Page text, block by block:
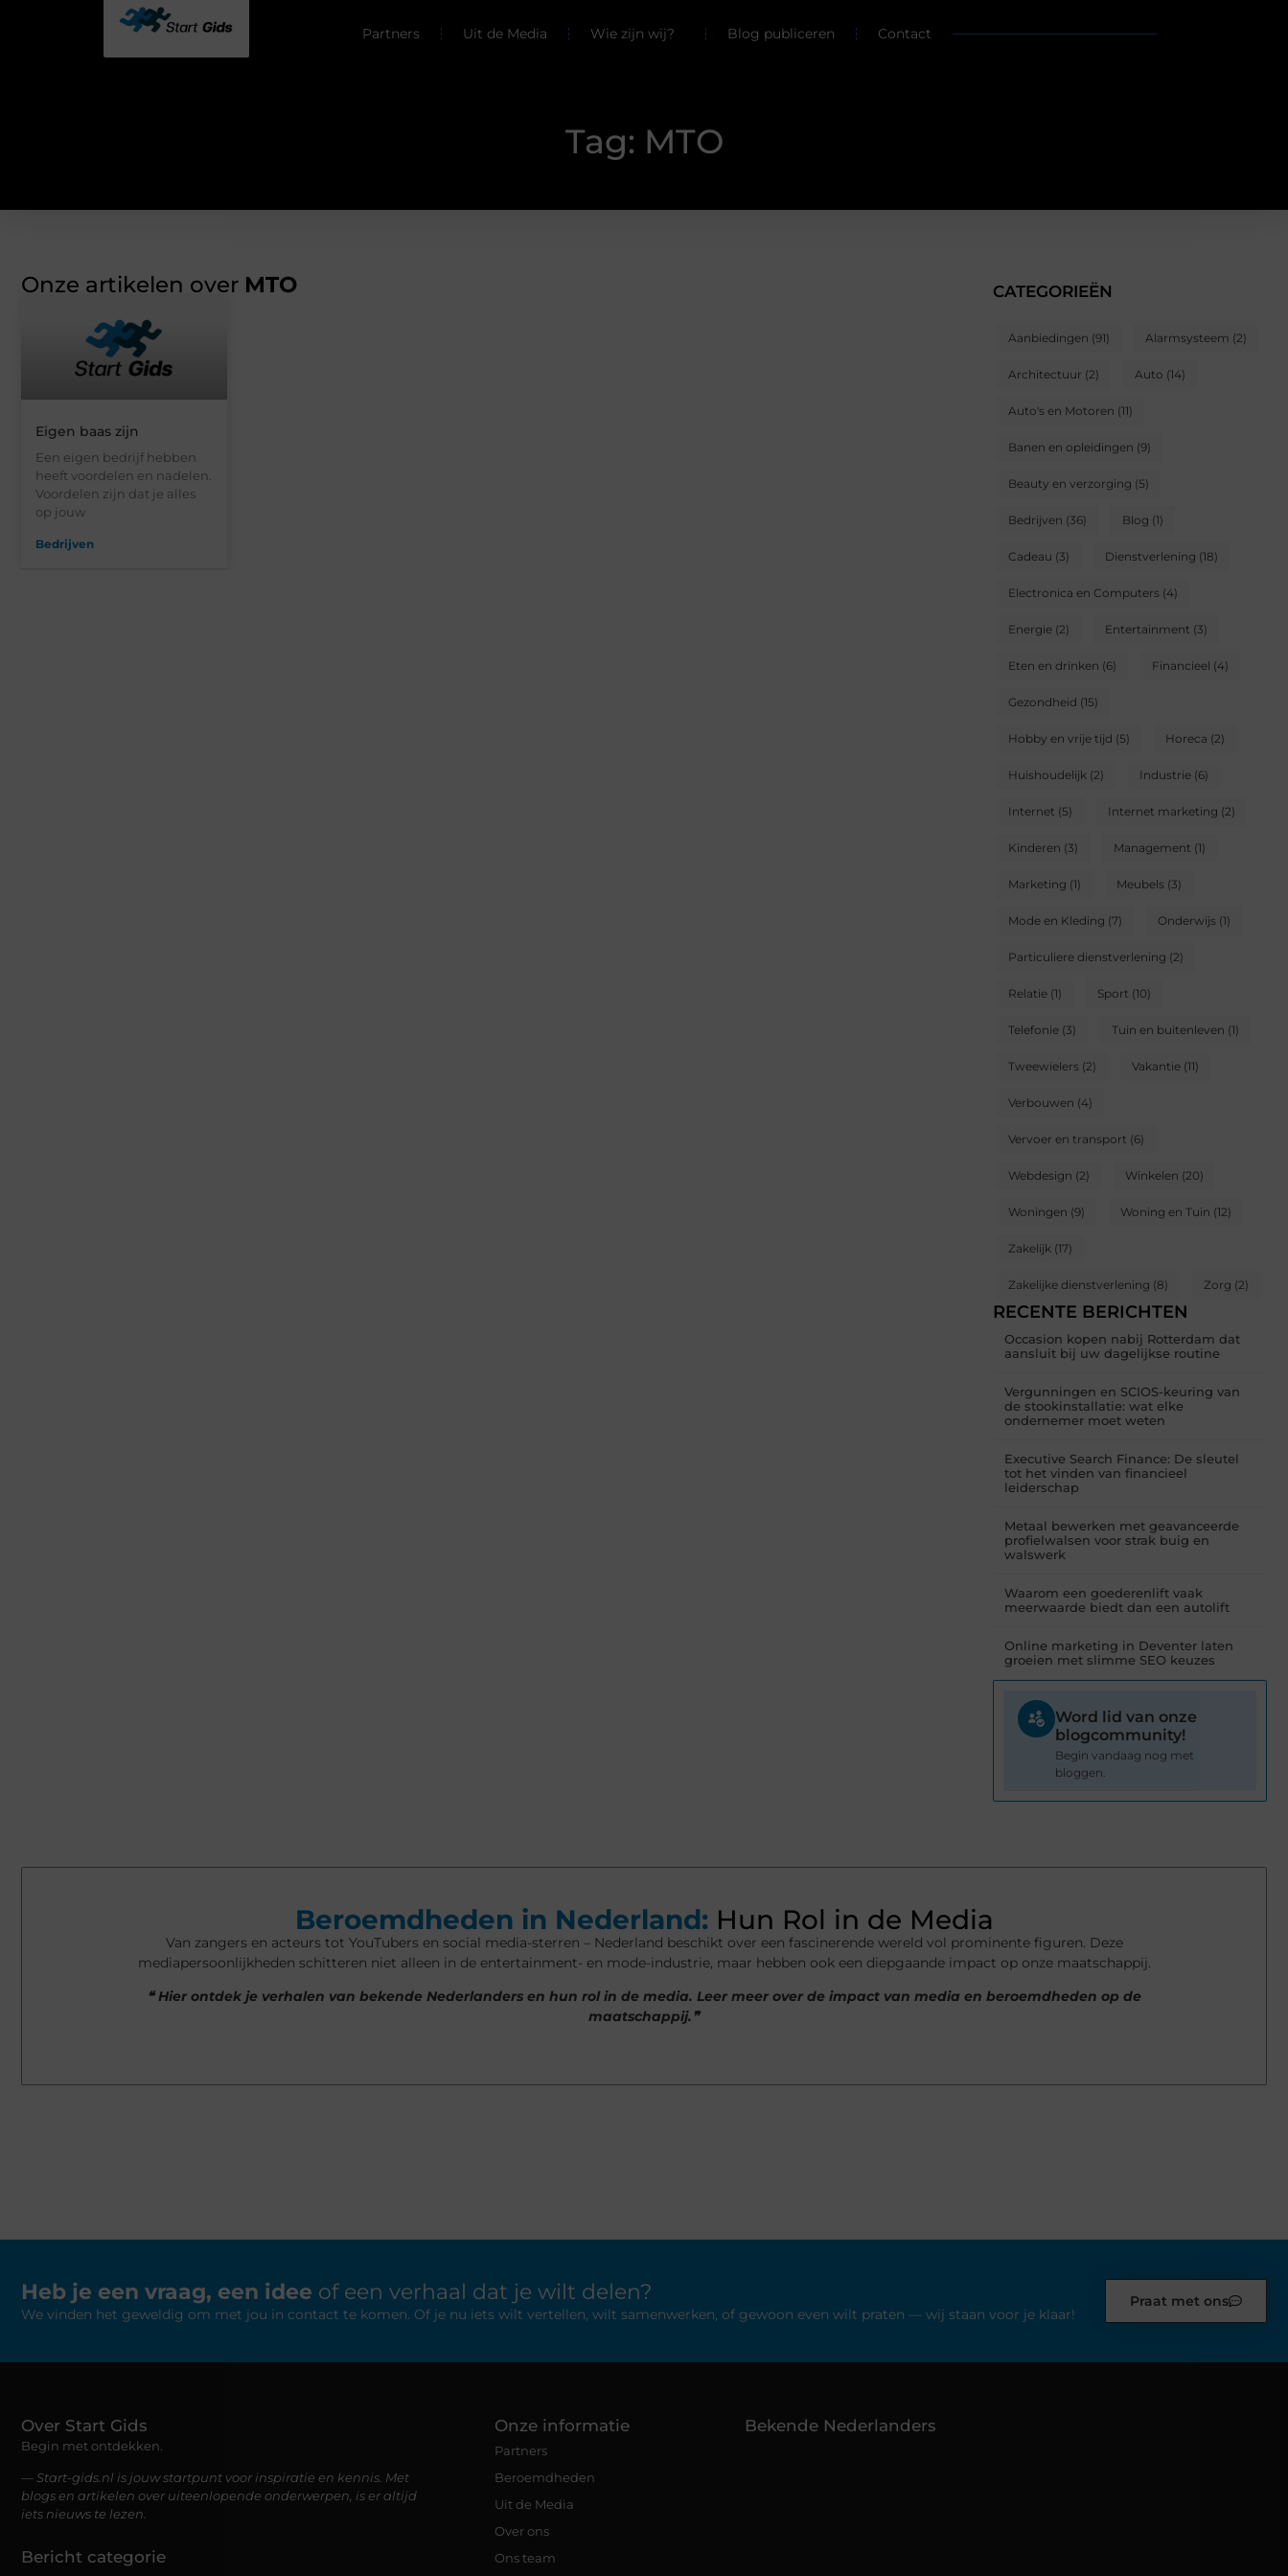
Partners Uit de Media Wie zijn wij? Blog publiceren Contact
Tag: MTO
Onze artikelen over MTO
Eigen baas zijn
Een eigen bedrijf hebben
heeft voordelen en nadelen.
Voordelen zijn dat je alles
op jouw
Bedrijven
CATEGORIEËN
Aanbiedingen (91) Alarmsysteem (2)
Architectuur (2) Auto (14)
Auto's en Motoren (11)
Banen en opleidingen (9)
Beauty en verzorging (5)
Bedrijven (36) Blog (1)
Cadeau (3) Dienstverlening (18)
Electronica en Computers (4)
Energie (2) Entertainment (3)
Eten en drinken (6) Financieel (4)
Gezondheid (15)
Hobby en vrije tijd (5) Horeca (2)
Huishoudelijk (2) Industrie (6)
Internet (5) Internet marketing (2)
Kinderen (3) Management (1)
Marketing (1) Meubels (3)
Mode en Kleding (7) Onderwijs (1)
Particuliere dienstverlening (2)
Relatie (1) Sport (10)
Telefonie (3) Tuin en buitenleven (1)
Tweewielers (2) Vakantie (11)
Verbouwen (4)
Vervoer en transport (6)
Webdesign (2) Winkelen (20)
Woningen (9) Woning en Tuin (12)
Zakelijk (17)
Zakelijke dienstverlening (8) Zorg (2)
RECENTE BERICHTEN
Occasion kopen nabij Rotterdam dat
aansluit bij uw dagelijkse routine
Vergunningen en SCIOS-keuring van
de stookinstallatie: wat elke
ondernemer moet weten
Executive Search Finance: De sleutel
tot het vinden van financieel
leiderschap
Metaal bewerken met geavanceerde
profielwalsen voor strak buig en
walswerk
Waarom een goederenlift vaak
meerwaarde biedt dan een autolift
Online marketing in Deventer laten
groeien met slimme SEO keuzes
Word lid van onze
blogcommunity!
Begin vandaag nog met
bloggen.
Beroemdheden in Nederland:Hun Rol in de Media
Van zangers en acteurs tot YouTubers en social media-sterren – Nederland beschikt over een fascinerende wereld vol prominente figuren. Deze
mediapersoonlijkheden schitteren niet alleen in de entertainment- en mode-industrie, maar hebben ook een diepgaande impact op onze maatschappij.
❝ Hier ontdek je verhalen van bekende Nederlanders en hun rol in de media. Leer meer over de impact van media en beroemdheden op de
maatschappij.❞
Heb je een vraag, een idee of een verhaal dat je wilt delen?
We vinden het geweldig om met jou in contact te komen. Of je nu iets wilt vertellen, wilt samenwerken, of gewoon even wilt praten — wij staan voor je klaar!
Praat met ons
Over Start Gids
Begin met ontdekken.
— Start-gids.nl is jouw startpunt voor inspiratie en kennis. Met
blogs en artikelen over uiteenlopende onderwerpen, is er altijd
iets nieuws te lezen.
Bericht categorie
Onze informatie
Partners
Beroemdheden
Uit de Media
Over ons
Ons team
Bekende Nederlanders